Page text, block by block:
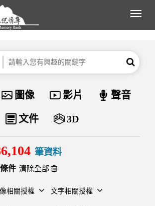
展
關鍵字 搜尋
資料類型
圖像 影片 聲音
文件 3D
筆資料
清除全部
相關授權 文字相關授權